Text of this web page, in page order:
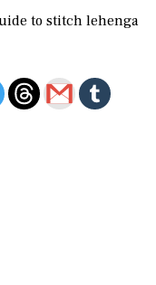
to stitch lehenga